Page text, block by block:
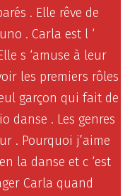
. Elle rêve de
. Carla est l ‘
s ‘amuse à leur
les premiers rôles
garçon qui fait de
danse . Les genres
. Pourquoi j’aime
la danse et c ‘est
Carla quand